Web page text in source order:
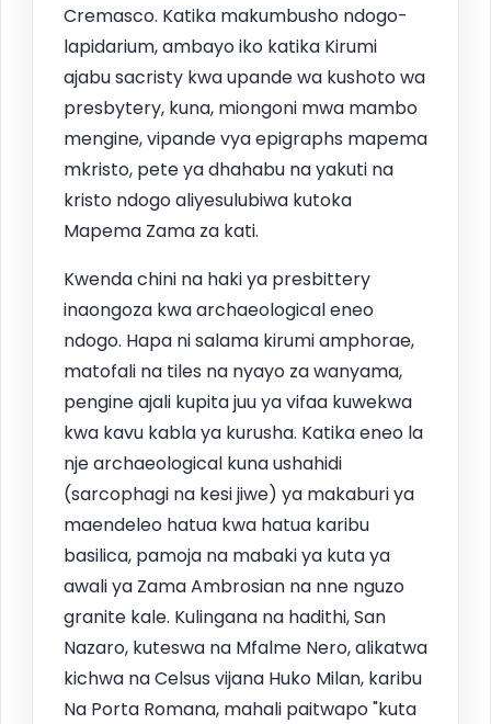
Cremasco. Katika makumbusho ndogo-
lapidarium, ambayo iko katika Kirumi
ajabu sacristy kwa upande wa kushoto wa
presbytery, kuna, miongoni mwa mambo
mengine, vipande vya epigraphs mapema
mkristo, pete ya dhahabu na yakuti na
kristo ndogo aliyesulubiwa kutoka
Mapema Zama za kati.
Kwenda chini na haki ya presbittery
inaongoza kwa archaeological eneo
ndogo. Hapa ni salama kirumi amphorae,
matofali na tiles na nyayo za wanyama,
pengine ajali kupita juu ya vifaa kuwekwa
kwa kavu kabla ya kurusha. Katika eneo la
nje archaeological kuna ushahidi
(sarcophagi na kesi jiwe) ya makaburi ya
maendeleo hatua kwa hatua karibu
basilica, pamoja na mabaki ya kuta ya
awali ya Zama Ambrosian na nne nguzo
granite kale. Kulingana na hadithi, San
Nazaro, kuteswa na Mfalme Nero, alikatwa
kichwa na Celsus vijana Huko Milan, karibu
Na Porta Romana, mahali paitwapo "kuta